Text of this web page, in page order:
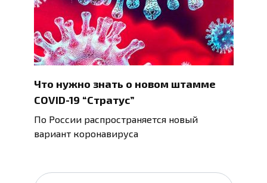
Что нужно знать о новом штамме
COVID-19 “Стратус”
По России распространяется новый
вариант коронавируса